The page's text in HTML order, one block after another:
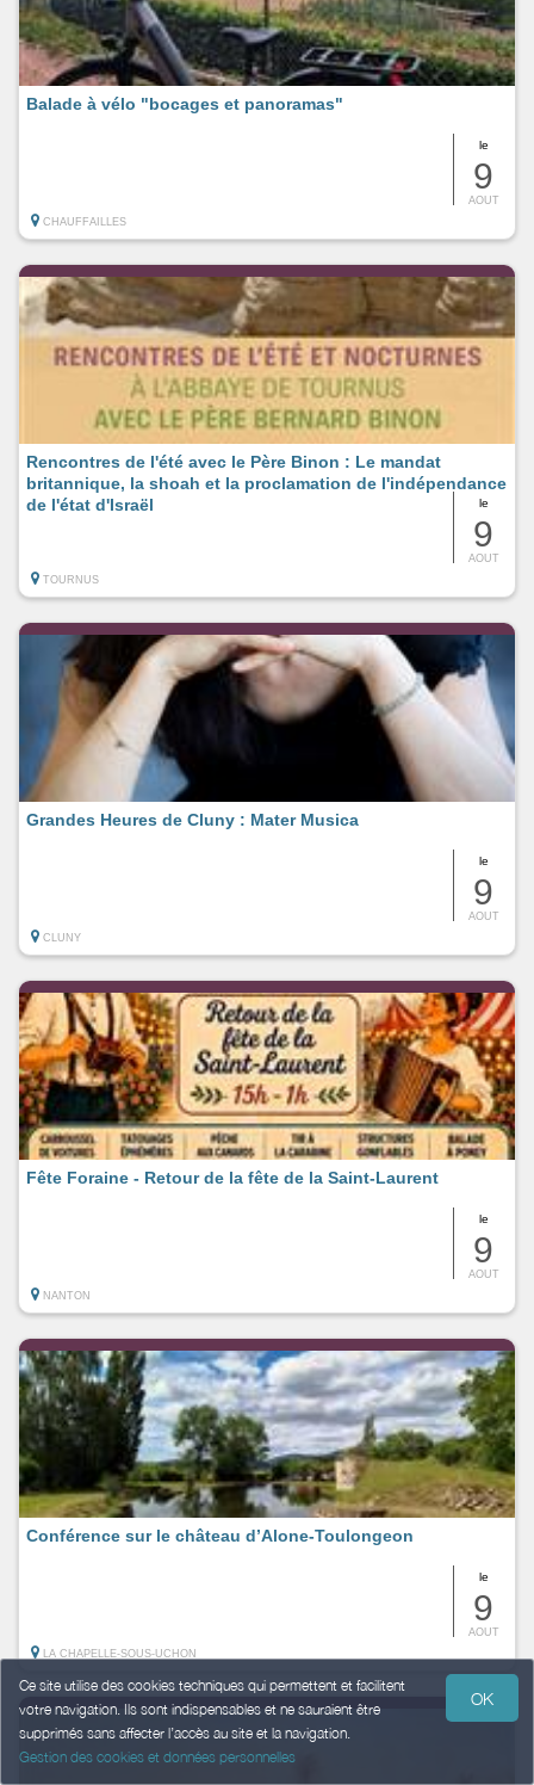
Ce site utilise des cookies techniques qui permettent et facilitent
votre navigation. Ils sont indispensables et ne sauraient être
supprimés sans affecter l’accès au site et la navigation.
Gestion des cookies et données personnelles
OK
le
9
AOUT
Balade à vélo "bocages et panoramas"
CHAUFFAILLES
le
9
AOUT
Rencontres de l'été avec le Père Binon : Le mandat
britannique, la shoah et la proclamation de l'indépendance
de l'état d'Israël
TOURNUS
le
9
AOUT
Grandes Heures de Cluny : Mater Musica
CLUNY
le
9
AOUT
Fête Foraine - Retour de la fête de la Saint-Laurent
NANTON
le
9
AOUT
Conférence sur le château d’Alone-Toulongeon
LA CHAPELLE-SOUS-UCHON